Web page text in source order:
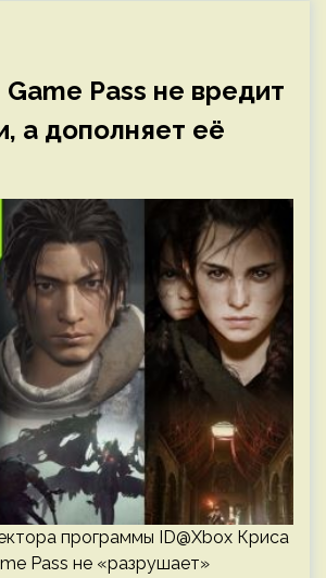
Pass не вредит
а дополняет её
программы ID@Xbox Криса
Pass не «разрушает»